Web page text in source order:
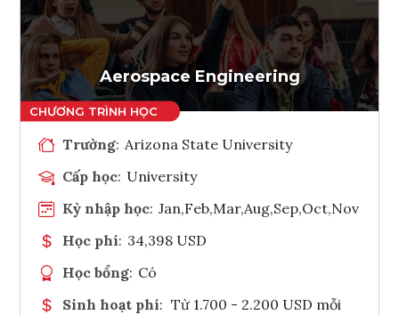
Ghi danh
Tham vấn Interlink
Aerospace Engineering
Trường: Arizona State University
Cấp học: University
Kỳ nhập học: Jan,Feb,Mar,Aug,Sep,Oct,Nov
Học phí: 34,398 USD
Học bổng: Có
Sinh hoạt phí: Từ 1.700 - 2.200 USD mỗi